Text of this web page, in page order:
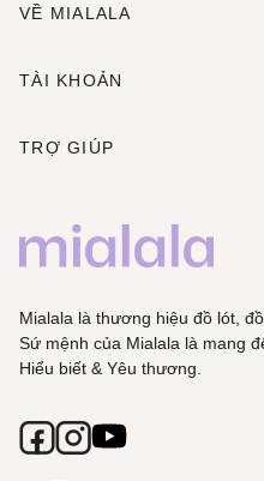
VỀ MIALALA
TÀI KHOẢN
TRỢ GIÚP
Mialala là thương hiệu đồ lót,
Sứ mệnh của Mialala là mang
Hiểu biết & Yêu thương.